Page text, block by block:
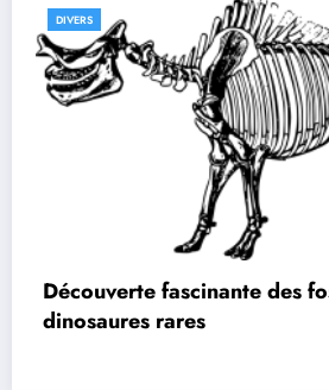
DIVERS
Découverte fascinante des
dinosaures rares